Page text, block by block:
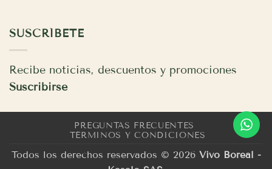
SUSCRÍBETE
Recibe noticias, descuentos y promociones
Suscribirse
PREGUNTAS FRECUENTES
TÉRMINOS Y CONDICIONES
Todos los derechos reservados © 2026 Vivo Boreal -